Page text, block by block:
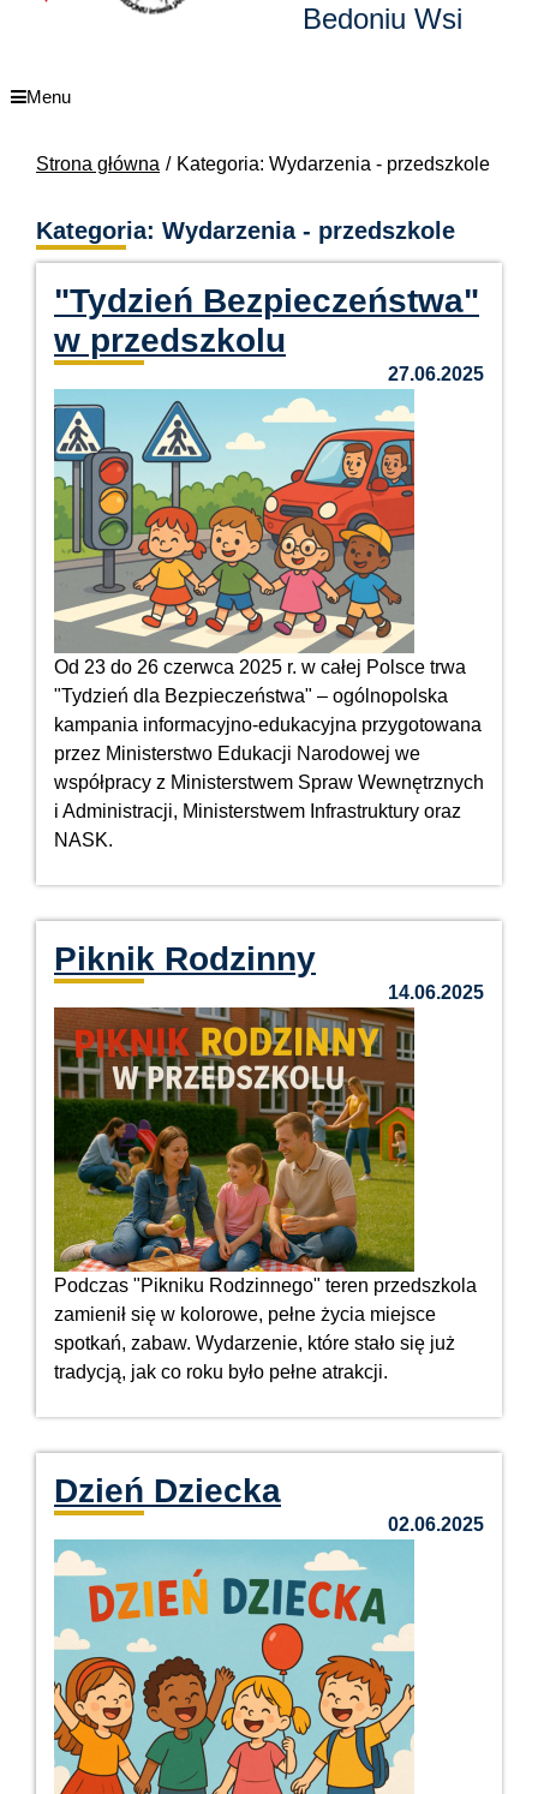
Bedoniu Wsi
Menu
Strona główna Kategoria: Wydarzenia - przedszkole
Kategoria: Wydarzenia - przedszkole
"Tydzień Bezpieczeństwa"
w przedszkolu
27.06.2025
Od 23 do 26 czerwca 2025 r. w całej Polsce trwa
"Tydzień dla Bezpieczeństwa" – ogólnopolska
kampania informacyjno-edukacyjna przygotowana
przez Ministerstwo Edukacji Narodowej we
współpracy z Ministerstwem Spraw Wewnętrznych
i Administracji, Ministerstwem Infrastruktury oraz
NASK.
Piknik Rodzinny
14.06.2025
Podczas "Pikniku Rodzinnego" teren przedszkola
zamienił się w kolorowe, pełne życia miejsce
spotkań, zabaw. Wydarzenie, które stało się już
tradycją, jak co roku było pełne atrakcji.
Dzień Dziecka
02.06.2025